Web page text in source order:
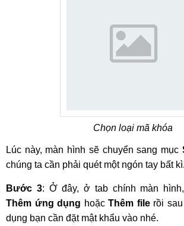
Chọn loại mã khóa
Lúc này, màn hình sẽ chuyển sang mục
chúng ta cần phải quét một ngón tay bất kì.
Bước 3: Ở đây, ở tab chính màn
Thêm ứng dụng hoặcThêm filerồi sau
dụng bạn cần đặt mật khẩu vào nhé.